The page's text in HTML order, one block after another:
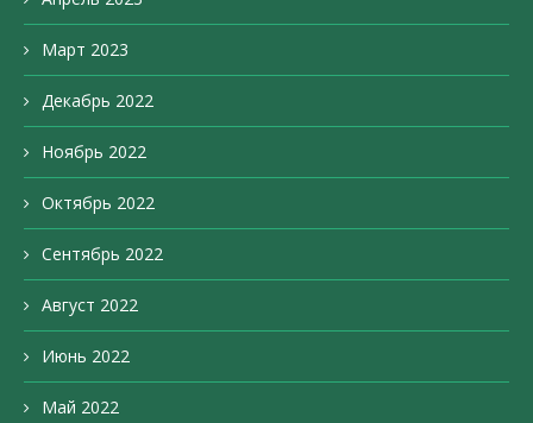
Март 2023
Декабрь 2022
Ноябрь 2022
Октябрь 2022
Сентябрь 2022
Август 2022
Июнь 2022
Май 2022